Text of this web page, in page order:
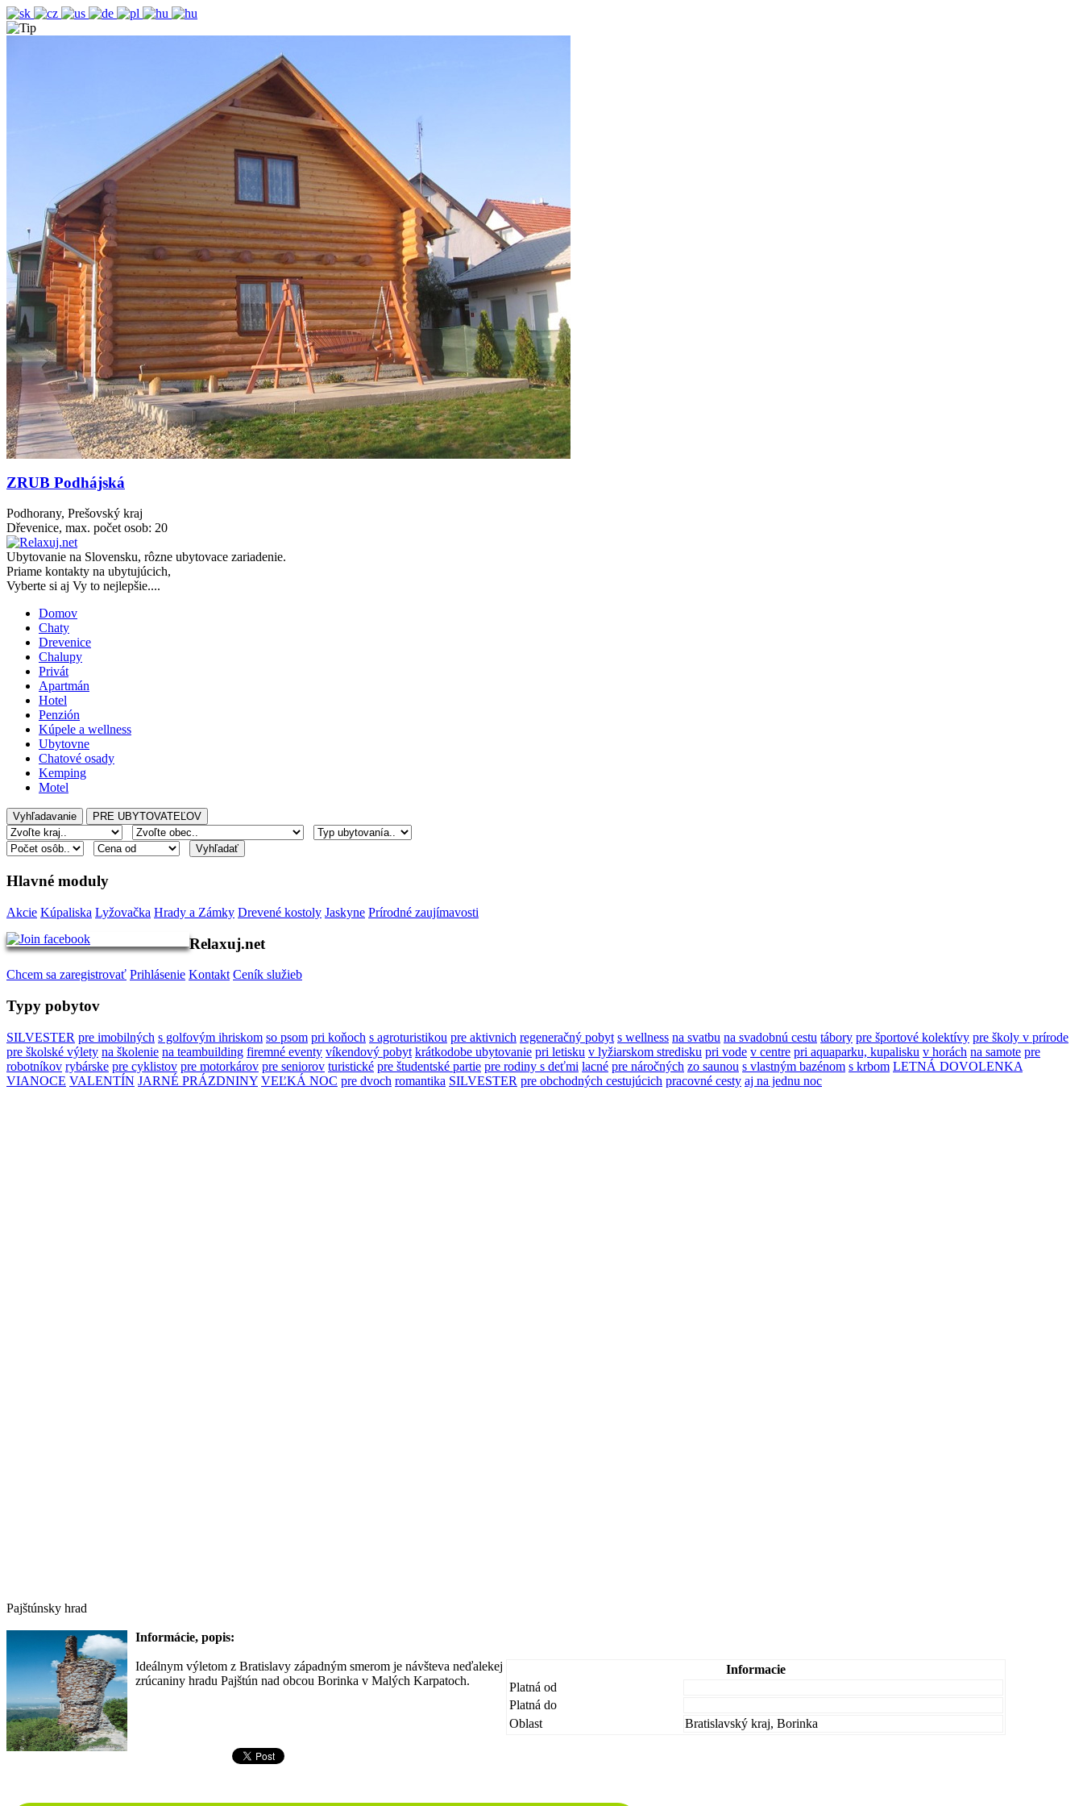
ZRUB Podhájská
Podhorany, Prešovský kraj
Dřevenice, max. počet osob: 20
Ubytovanie na Slovensku, rôzne ubytovace zariadenie.
Priame kontakty na ubytujúcich,
Vyberte si aj Vy to nejlepšie....
Domov
Chaty
Drevenice
Chalupy
Privát
Apartmán
Hotel
Penzión
Kúpele a wellness
Ubytovne
Chatové osady
Kemping
Motel
Hlavné moduly
Akcie Kúpaliska Lyžovačka Hrady a Zámky Drevené kostoly Jaskyne Prírodné zaujímavosti
Relaxuj.net
Chcem sa zaregistrovať Prihlásenie Kontakt Ceník služieb
Typy pobytov
SILVESTER pre imobilných s golfovým ihriskom so psom pri koňoch s agroturistikou pre aktivnich regeneračný pobyt s wellness na svatbu na svadobnú cestu tábory pre športové kolektívy pre školy v prírode
pre školské výlety na školenie na teambuilding firemné eventy víkendový pobyt krátkodobe ubytovanie pri letisku v lyžiarskom stredisku pri vode v centre pri aquaparku, kupalisku v horách na samote pre
robotníkov rybárske pre cyklistov pre motorkárov pre seniorov turistické pre študentské partie pre rodiny s deťmi lacné pre náročných zo saunou s vlastným bazénom s krbom LETNÁ DOVOLENKA
VIANOCE VALENTÍN JARNÉ PRÁZDNINY VEĽKÁ NOC pre dvoch romantika SILVESTER pre obchodných cestujúcich pracovné cesty aj na jednu noc
Pajštúnsky hrad
Informácie, popis:
Ideálnym výletom z Bratislavy západným smerom je návšteva neďalekej
zrúcaniny hradu Pajštún nad obcou Borinka v Malých Karpatoch.
Informacie
Platná od
Platná do
Oblast
Bratislavský kraj, Borinka